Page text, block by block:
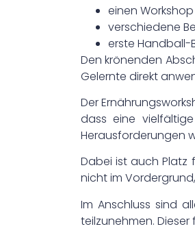
einen
verschiedene
erste Handball-
Den krönenden
Gelernte direkt
Der
dass eine
Herausforderungen
Dabei ist auch Platz
nicht im
Im Anschluss sind
teilzunehmen.